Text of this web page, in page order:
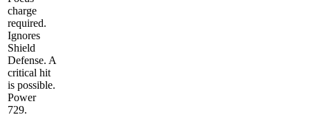
charge
required.
Ignores
Shield
Defense. A
critical hit
is possible.
Power
729.